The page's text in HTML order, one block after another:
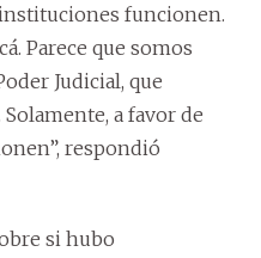
funcionen.
Parece que somos
Judicial, que
a favor de
respondió
si hubo